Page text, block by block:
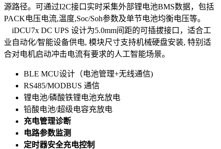
源路径。可通过I2C接口实时采集外部锂电池BMS数据，包括
PACK电压电流,温度,Soc/Soh参数及单节电池均衡电压等。
iDCU7x DC UPS 设计为5.0mm间距的可插拔接口，适合工
业自动化/智能设备供电, 模块尺寸支持机械硬盘安装, 特别适
合对电机启动冲击电流有要求的人工智能场景。
BLE MCU设计（电池管理+无线通信)
RS485/MODBUS 通信
锂电池/磷酸铁锂电池充放电
铅酸电池/超级电容充放电
充电管理诊断
电路参数监测
定时器安全充电控制